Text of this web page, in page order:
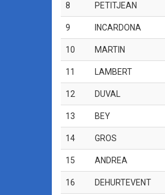
8 PETITJEAN
9 INCARDONA
10 MARTIN
11 LAMBERT
12 DUVAL
13 BEY
14 GROS
15 ANDREA
16 DEHURTEVENT